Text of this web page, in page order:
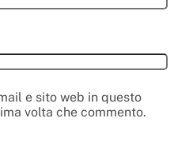
e sito web in questo
volta che commento.